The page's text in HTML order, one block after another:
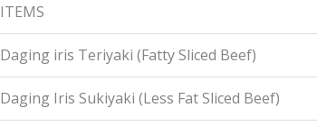
ITEMS
Daging iris Teriyaki (Fatty Sliced Beef)
Daging Iris Sukiyaki (Less Fat Sliced Beef)